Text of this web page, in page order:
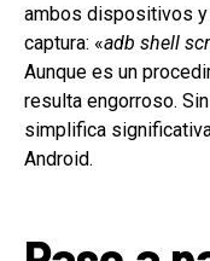
ambos dispositivos y
captura: «adb shell
Aunque es un
resulta engorroso.
simplifica
Android.